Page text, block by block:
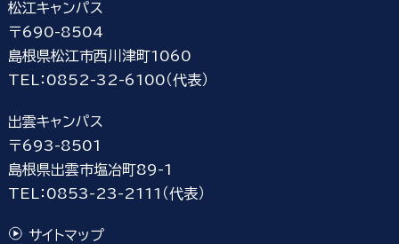
松江キャンパス
〒690-8504
島根県松江市西川津町1060
TEL：0852-32-6100（代表）
出雲キャンパス
〒693-8501
島根県出雲市塩冶町89-1
TEL：0853-23-2111（代表）
サイトマップ